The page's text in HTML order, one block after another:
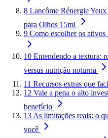
8 Lancôme Rénergie
para Olhos 15ml
9 Como escolher os ativos
10 Entendendo a textura:
versus nutrição noturna
11 Recursos extras que
12 Vale a pena o alto
benefício
13 As limitações reais: o
você